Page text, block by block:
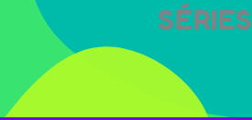
SÉRIES